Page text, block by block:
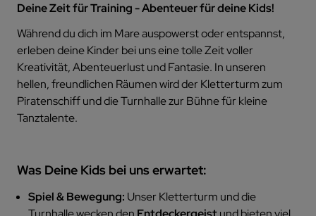
Deine Zeit für Training - Abenteuer für deine Kids!
Während du dich im Mare auspowerst oder entspannst,
erleben deine Kinder bei uns eine tolle Zeit voller
Kreativität, Abenteuerlust und Fantasie. In unseren
hellen, freundlichen Räumen wird der Kletterturm zum
Piratenschiff und die Turnhalle zur Bühne für kleine
Tanztalente.
Was Deine Kids bei uns erwartet:
Spiel & Bewegung: Unser Kletterturm und die